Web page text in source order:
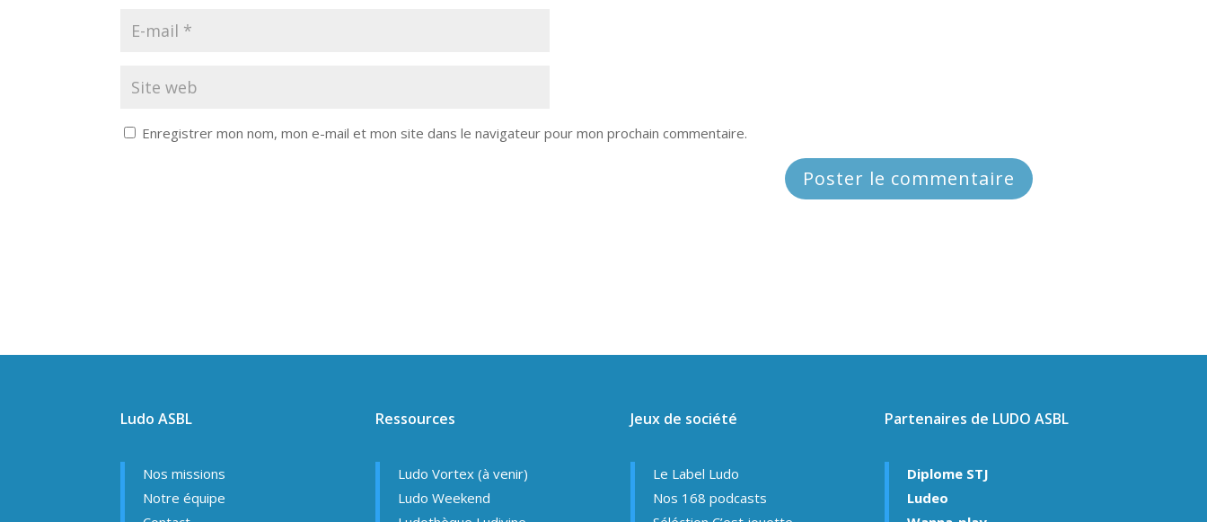
Enregistrer mon nom, mon e-mail et mon site dans le navigateur pour mon prochain commentaire.
Ludo ASBL
Nos missions
Notre équipe
Ressources
Ludo Vortex (à venir)
Ludo Weekend
Jeux de société
Le Label Ludo
Nos 168 podcasts
Partenaires de LUDO ASBL
Diplome STJ
Ludeo